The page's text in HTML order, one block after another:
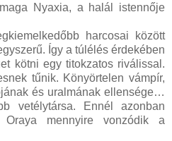
Nyaxia, a halál istennője
harcosai között
Így a túlélés érdekében
kötni egy titokzatos riválissal.
tűnik. Könyörtelen vámpír,
és uralmának ellensége…
vetélytársa. Ennél azonban
Oraya mennyire vonzódik a